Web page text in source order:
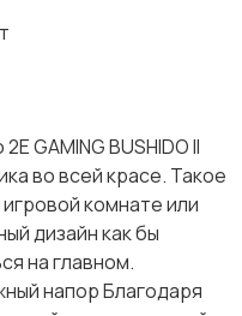
GAMING BUSHIDO II
во всей красе. Такое
комнате или
дизайн как бы
на главном.
напор Благодаря